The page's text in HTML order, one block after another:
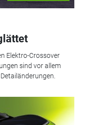
Elektro-Crossover
sind vor allem